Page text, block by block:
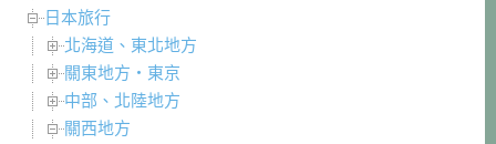
日本旅行
北海道、東北地方
關東地方・東京
中部、北陸地方
關西地方